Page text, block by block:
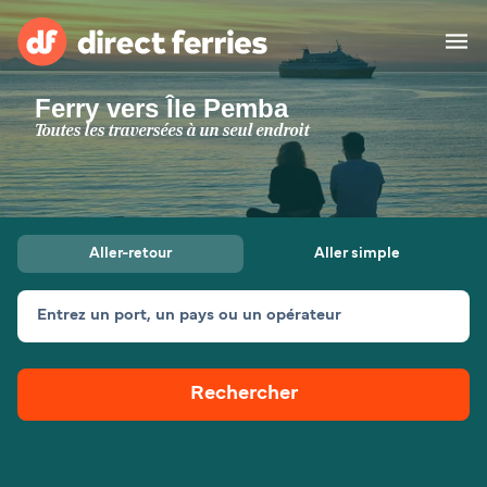
Compagnies de ferry
Pays
Billet de bateau
Traversées et ports
Canada (FR)
Mon Compte
Ferry vers Île Pemba
Toutes les traversées à un seul endroit
Aller-retour Aller simple
Entrez un port, un pays ou un opérateur
Rechercher